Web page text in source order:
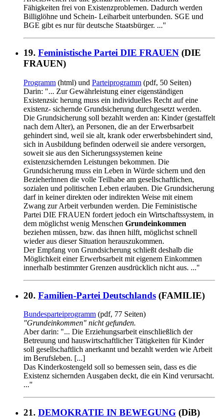
Fähigkeiten frei von Existenzproblemen. Dadurch werden
Billiglöhne und Schein- Leiharbeit unterbunden. SGE und
BGE gibt es nur für deutsche Staatsbürger. ..."
19. Feministische Partei DIE FRAUEN (DIE
FRAUEN)
Programm (html) und Parteiprogramm (pdf, 50 Seiten)
Darin: "... Zur Gewährleistung einer eigenständigen
Existenzsic herung muss ein individuelles Recht auf eine
existenz- sichernde Grundsicherung durchgesetzt werden.
Die Grundsicherung soll bezahlt werden an: Kinder (gestaffelt
nach dem Alter), an Personen, die an der Erwerbsarbeit
gehindert sind, weil sie alt, krank oder erwerbsbehindert sind,
sich in Ausbildung befinden oderweil sie andere versorgen,
soweit sie aus den Sicherungssystemen keine
existenzsichernden Leistungen bekommen. Die
Grundsicherung muss ein Leben in Würde sichern und den
Bezieherlnnen die volle Teilhabe am gesellschaftlichen,
sozialen und politischen Leben erlauben. Die Grundsicherung
darf in keiner direkten oder indirekten Weise mit einem
Zwang zur Arbeit verbunden werden. Die Feministische
Partei DIE FRAUEN fordert jedoch ein Wirtschaftssystem, in
dem möglichst wenig Menschen Grundeinkommen
beziehen müssen, bzw. das ihnen hilft, möglichst schnell
wieder aus dieser Situation herauszukommen.
Der Empfang von Grundsicherung schließt deshalb die
Möglichkeit einer Erwerbsarbeit mit eigenem Einkommen
innerhalb bestimmter Grenzen ausdrücklich nicht aus. ..."
20. Familien-Partei Deutschlands (FAMILIE)
Bundesparteiprogramm (pdf, 77 Seiten)
"Grundeinkommen" nicht gefunden.
Aber darin: "... Die Erziehungsarbeit einschließlich der
Betreuung und hauswirtschaftlicher Tätigkeiten für Kinder
soll gesellschaftlich anerkannt und bezahlt werden wie Arbeit
im Berufsleben. [...]
Das Kinderkostengeld soll so bemessen sein, dass es die
Existenz sichernden Ausgaben deckt, die ein Kind verursacht.
..."
21. DEMOKRATIE IN BEWEGUNG (DiB)